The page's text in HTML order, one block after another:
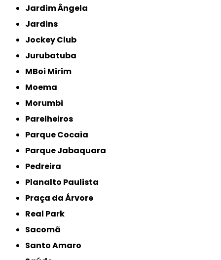
Jardim Ângela
Jardins
Jockey Club
Jurubatuba
MBoi Mirim
Moema
Morumbi
Parelheiros
Parque Cocaia
Parque Jabaquara
Pedreira
Planalto Paulista
Praça da Árvore
Real Park
Sacomã
Santo Amaro